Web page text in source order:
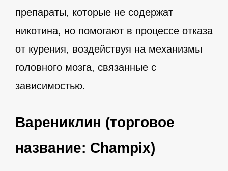
препараты, которые не содержат
никотина, но помогают в процессе отказа
от курения, воздействуя на механизмы
головного мозга, связанные с
зависимостью.
Варениклин (торговое
название: Champix)